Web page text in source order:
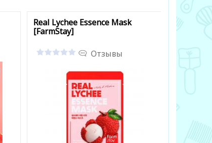
Real Lychee Essence Mask
[FarmStay]
Отзывы